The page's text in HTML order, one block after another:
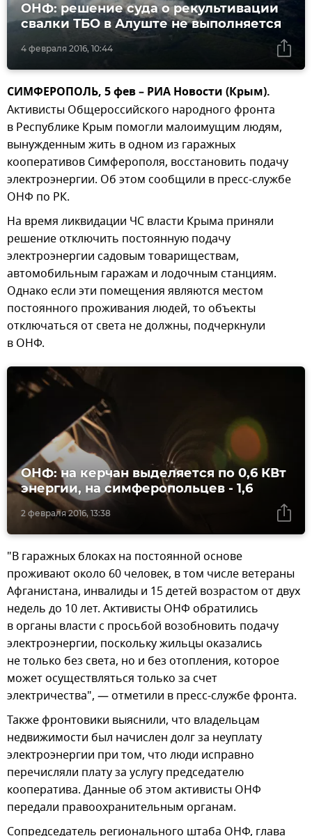
4 февраля 2016, 10:44
ОНФ: решение суда о рекультивации
свалки ТБО в Алуште не выполняется
СИМФЕРОПОЛЬ, 5 фев – РИА Новости (Крым).
Активисты Общероссийского народного фронта
в Республике Крым помогли малоимущим людям,
вынужденным жить в одном из гаражных
кооперативов Симферополя, восстановить подачу
электроэнергии. Об этом сообщили в пресс-службе
ОНФ по РК.
На время ликвидации ЧС власти Крыма приняли
решение отключить постоянную подачу
электроэнергии садовым товариществам,
автомобильным гаражам и лодочным станциям.
Однако если эти помещения являются местом
постоянного проживания людей, то объекты
отключаться от света не должны, подчеркнули
в ОНФ.
2 февраля 2016, 13:38
ОНФ: на керчан выделяется по 0,6 КВт
энергии, на симферопольцев - 1,6
"В гаражных блоках на постоянной основе
проживают около 60 человек, в том числе ветераны
Афганистана, инвалиды и 15 детей возрастом от двух
недель до 10 лет. Активисты ОНФ обратились
в органы власти с просьбой возобновить подачу
электроэнергии, поскольку жильцы оказались
не только без света, но и без отопления, которое
может осуществляться только за счет
электричества", — отметили в пресс-службе фронта.
Также фронтовики выяснили, что владельцам
недвижимости был начислен долг за неуплату
электроэнергии при том, что люди исправно
перечисляли плату за услугу председателю
кооператива. Данные об этом активисты ОНФ
передали правоохранительным органам.
Сопредседатель регионального штаба ОНФ, глава